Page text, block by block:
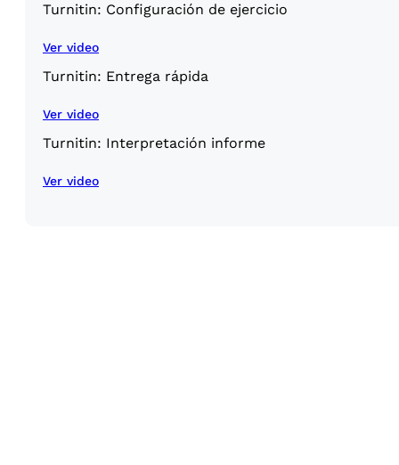
Turnitin: Configuración de ejercicio
Ver video
Turnitin: Entrega rápida
Ver video
Turnitin: Interpretación informe
Ver video